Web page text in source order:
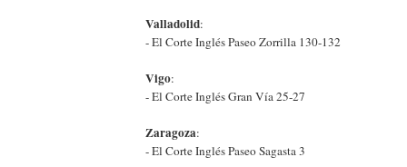
Valladolid:
- El Corte Inglés Paseo Zorrilla 130-132
Vigo:
- El Corte Inglés Gran Vía 25-27
Zaragoza:
- El Corte Inglés Paseo Sagasta 3